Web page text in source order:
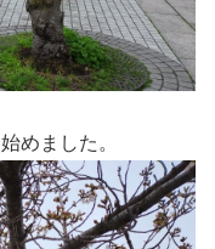
めました。